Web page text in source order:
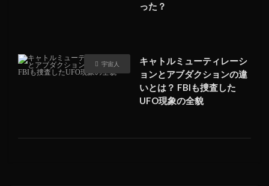
った？
宇宙人
キャトルミューティレーシ
ョンとアブダクションの違
いとは？ FBIも捜査した
UFO現象の全貌